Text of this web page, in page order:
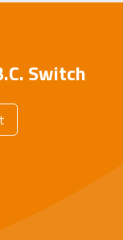
Switch